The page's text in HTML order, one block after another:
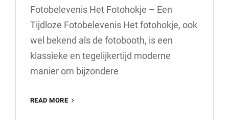
Fotobelevenis Het Fotohokje – Een
Tijdloze Fotobelevenis Het fotohokje, ook
wel bekend als de fotobooth, is een
klassieke en tegelijkertijd moderne
manier om bijzondere
READ MORE